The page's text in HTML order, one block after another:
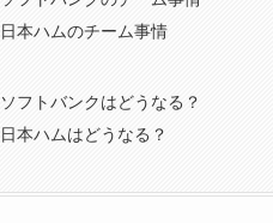
日本ハムのチーム事情
ソフトバンクはどうなる？
日本ハムはどうなる？